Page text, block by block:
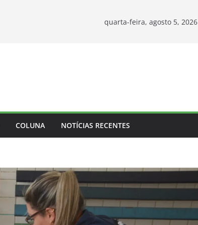
quarta-feira, agosto 5, 2026
COLUNA NOTÍCIAS RECENTES